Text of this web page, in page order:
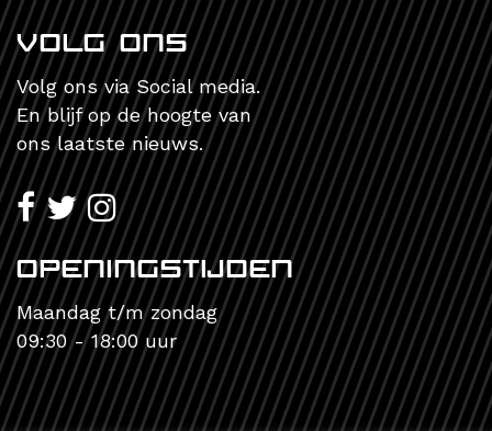
Volg ons
Volg ons via Social media.
En blijf op de hoogte van
ons laatste nieuws.
openingstijden
Maandag t/m zondag
09:30 - 18:00 uur